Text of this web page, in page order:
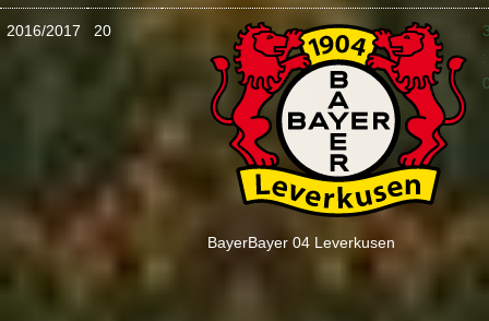
2016/2017 20
BayerBayer 04 Leverkusen
: